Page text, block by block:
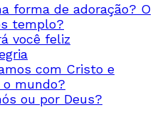
forma de adoração? O
templo?
você feliz
com Cristo e
mundo?
ou por Deus?